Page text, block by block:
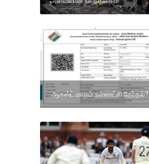
ஆகஸ்ட் மாதம் உள்ளாட்சி தேர்தல்?